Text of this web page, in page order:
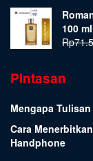
100 ml
Rp
Pintasan
Mengapa
Cara
Handphone